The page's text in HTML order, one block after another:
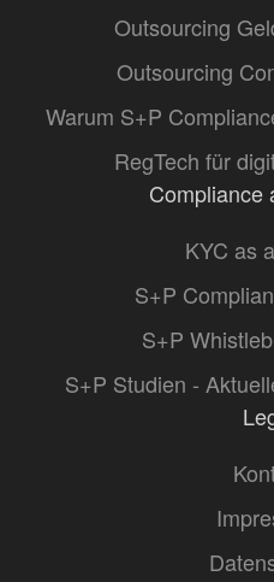
Outsourcing
Outsourcing
Warum S+P
RegTech für
Compliance
KYC as
S+P
S+P
S+P Studien -